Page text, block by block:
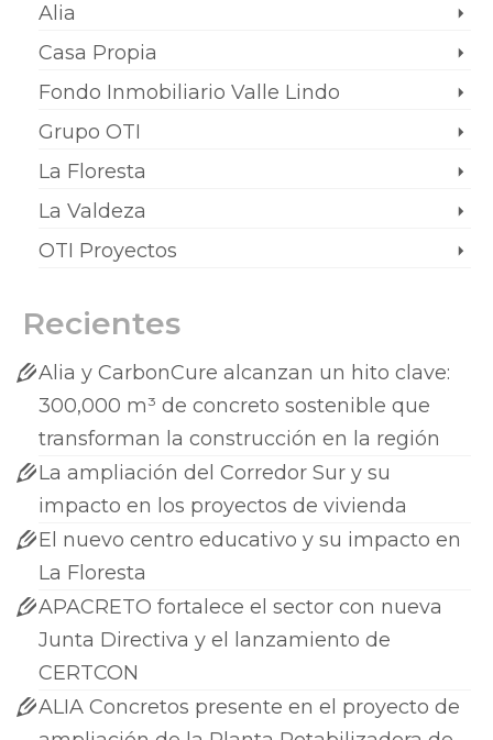
Alia
Casa Propia
Fondo Inmobiliario Valle Lindo
Grupo OTI
La Floresta
La Valdeza
OTI Proyectos
Recientes
Alia y CarbonCure alcanzan un hito clave:
300,000 m³ de concreto sostenible que
transforman la construcción en la región
La ampliación del Corredor Sur y su
impacto en los proyectos de vivienda
El nuevo centro educativo y su impacto en
La Floresta
APACRETO fortalece el sector con nueva
Junta Directiva y el lanzamiento de
CERTCON
ALIA Concretos presente en el proyecto de